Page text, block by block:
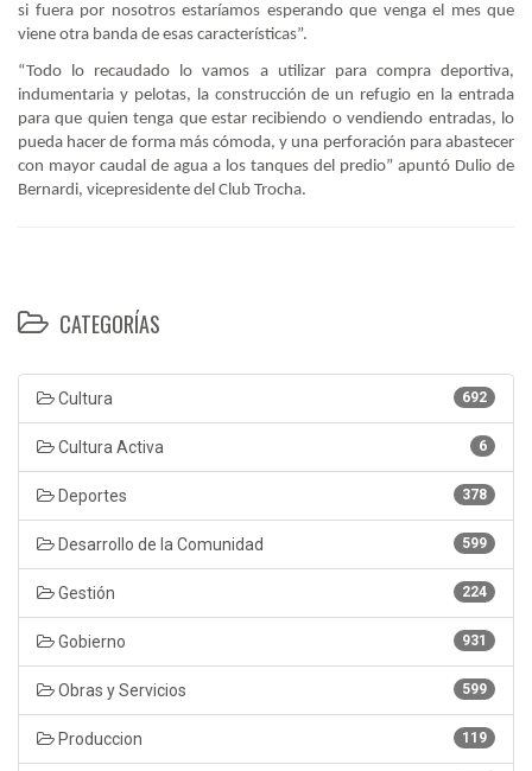
si fuera por nosotros estaríamos esperando que venga el mes que
viene otra banda de esas características”.
“Todo lo recaudado lo vamos a utilizar para compra deportiva,
indumentaria y pelotas, la construcción de un refugio en la entrada
para que quien tenga que estar recibiendo o vendiendo entradas, lo
pueda hacer de forma más cómoda, y una perforación para abastecer
con mayor caudal de agua a los tanques del predio” apuntó Dulio de
Bernardi, vicepresidente del Club Trocha.
CATEGORÍAS
692
Cultura
6
Cultura Activa
378
Deportes
599
Desarrollo de la Comunidad
224
Gestión
931
Gobierno
599
Obras y Servicios
119
Produccion